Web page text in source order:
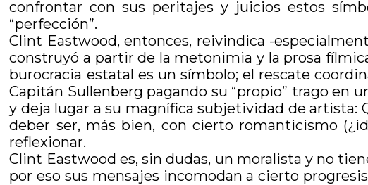
confrontar con sus peritajes y juicios estos
“perfección”.
Clint Eastwood, entonces, reivindica -
construyó a partir de la metonimia y la prosa
burocracia estatal es un símbolo; el rescate
Capitán Sullenberg pagando su “propio” trago en
y deja lugar a su magnífica subjetividad de artista:
deber ser, más bien, con cierto romanticismo
reflexionar.
Clint Eastwood es, sin dudas, un moralista y no
por eso sus mensajes incomodan a cierto